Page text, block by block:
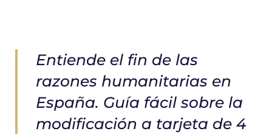
Entiende el fin de las
razones humanitarias en
España. Guía fácil sobre la
modificación a tarjeta de 4